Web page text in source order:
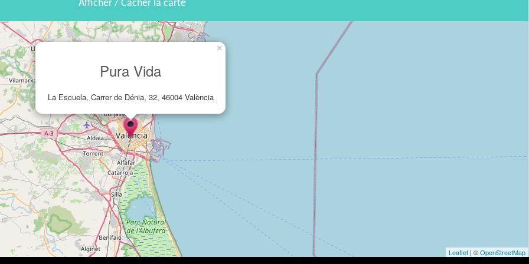
Afficher / Cacher la carte
Pura Vida
La Escuela, Carrer de Dénia, 32, 46004 València
×
Leaflet | ©OpenStreetMap